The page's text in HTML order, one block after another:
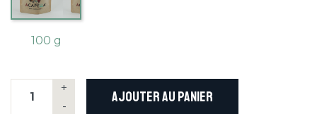
100 g
+
-
AJOUTER AU PANIER